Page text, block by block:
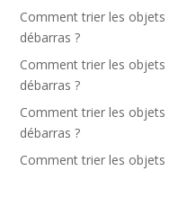
Comment trier les
débarras ?
Comment trier les
débarras ?
Comment trier les
débarras ?
Comment trier les objets